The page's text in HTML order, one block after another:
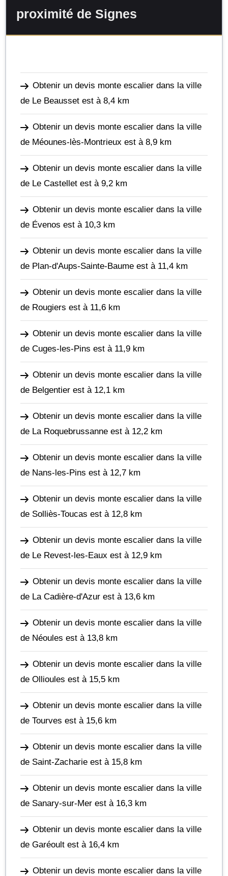
proximité de Signes
Obtenir un devis monte escalier dans la ville
de Le Beausset est à 8,4 km
Obtenir un devis monte escalier dans la ville
de Méounes-lès-Montrieux est à 8,9 km
Obtenir un devis monte escalier dans la ville
de Le Castellet est à 9,2 km
Obtenir un devis monte escalier dans la ville
de Évenos est à 10,3 km
Obtenir un devis monte escalier dans la ville
de Plan-d'Aups-Sainte-Baume est à 11,4 km
Obtenir un devis monte escalier dans la ville
de Rougiers est à 11,6 km
Obtenir un devis monte escalier dans la ville
de Cuges-les-Pins est à 11,9 km
Obtenir un devis monte escalier dans la ville
de Belgentier est à 12,1 km
Obtenir un devis monte escalier dans la ville
de La Roquebrussanne est à 12,2 km
Obtenir un devis monte escalier dans la ville
de Nans-les-Pins est à 12,7 km
Obtenir un devis monte escalier dans la ville
de Solliès-Toucas est à 12,8 km
Obtenir un devis monte escalier dans la ville
de Le Revest-les-Eaux est à 12,9 km
Obtenir un devis monte escalier dans la ville
de La Cadière-d'Azur est à 13,6 km
Obtenir un devis monte escalier dans la ville
de Néoules est à 13,8 km
Obtenir un devis monte escalier dans la ville
de Ollioules est à 15,5 km
Obtenir un devis monte escalier dans la ville
de Tourves est à 15,6 km
Obtenir un devis monte escalier dans la ville
de Saint-Zacharie est à 15,8 km
Obtenir un devis monte escalier dans la ville
de Sanary-sur-Mer est à 16,3 km
Obtenir un devis monte escalier dans la ville
de Garéoult est à 16,4 km
Obtenir un devis monte escalier dans la ville